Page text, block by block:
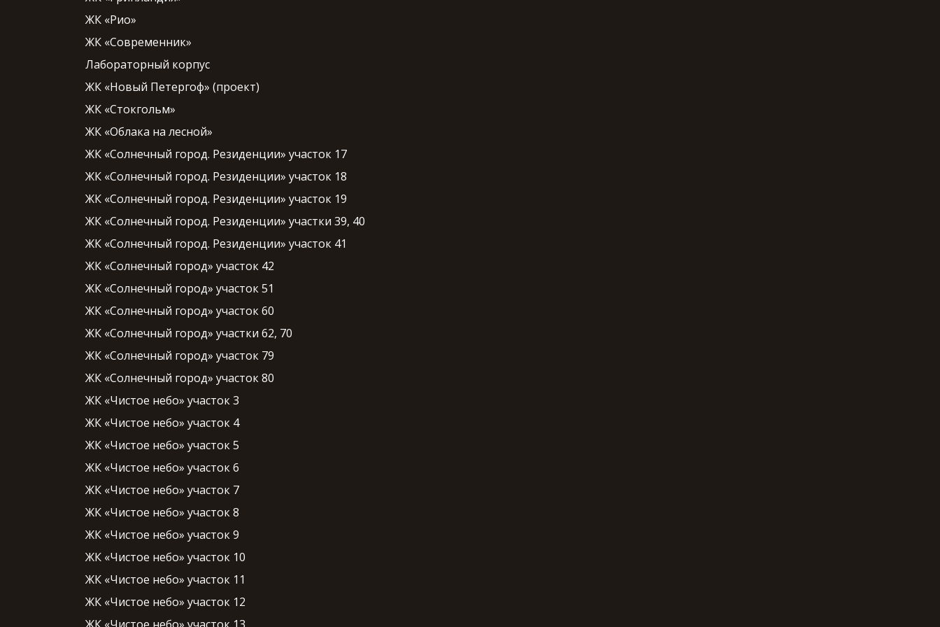
ЖК «Рио»
ЖК «Современник»
Лабораторный корпус
ЖК «Новый Петергоф» (проект)
ЖК «Стокгольм»
ЖК «Облака на лесной»
ЖК «Солнечный город. Резиденции» участок 17
ЖК «Солнечный город. Резиденции» участок 18
ЖК «Солнечный город. Резиденции» участок 19
ЖК «Солнечный город. Резиденции» участки 39, 40
ЖК «Солнечный город. Резиденции» участок 41
ЖК «Солнечный город» участок 42
ЖК «Солнечный город» участок 51
ЖК «Солнечный город» участок 60
ЖК «Солнечный город» участки 62, 70
ЖК «Солнечный город» участок 79
ЖК «Солнечный город» участок 80
ЖК «Чистое небо» участок 3
ЖК «Чистое небо» участок 4
ЖК «Чистое небо» участок 5
ЖК «Чистое небо» участок 6
ЖК «Чистое небо» участок 7
ЖК «Чистое небо» участок 8
ЖК «Чистое небо» участок 9
ЖК «Чистое небо» участок 10
ЖК «Чистое небо» участок 11
ЖК «Чистое небо» участок 12